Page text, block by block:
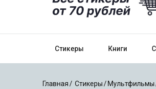
Стикеры Книги
Главная Стикеры Мультфильмы